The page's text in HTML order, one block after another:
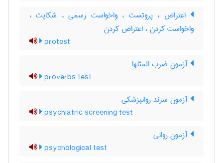
اعتراض ، پروتست ، واخواست رسمی ، شکایت ،
واخواست کردن ، اعتراض کردن
protest
آزمون ضرب المثلها
proverbs test
آزمون سرند روانپزشکی
psychiatric screening test
آزمون روانی
psychological test